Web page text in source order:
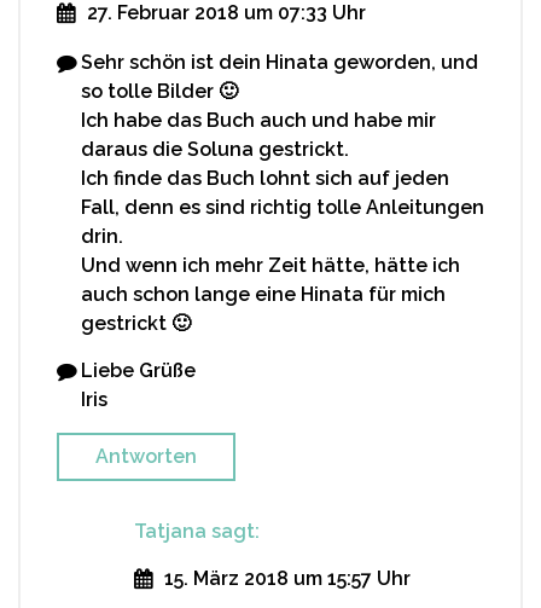
27. Februar 2018 um 07:33 Uhr
Sehr schön ist dein Hinata geworden, und
so tolle Bilder 🙂
Ich habe das Buch auch und habe mir
daraus die Soluna gestrickt.
Ich finde das Buch lohnt sich auf jeden
Fall, denn es sind richtig tolle Anleitungen
drin.
Und wenn ich mehr Zeit hätte, hätte ich
auch schon lange eine Hinata für mich
gestrickt 🙂
Liebe Grüße
Iris
Antworten
Tatjana sagt:
15. März 2018 um 15:57 Uhr